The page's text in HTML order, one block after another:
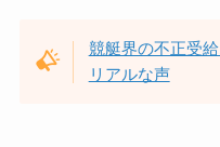
競艇界の不正受
リアルな声